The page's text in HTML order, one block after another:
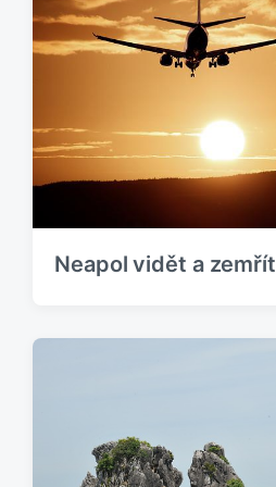
Neapol vidět a zemřít